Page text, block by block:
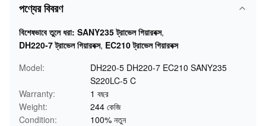
পণ্যের বিবরণ
বিশেষভাবে তুলে ধরা: SANY235 ট্রাভেল গিয়ারবক্স,
DH220-7 ট্রাভেল গিয়ারবক্স, EC210 ট্রাভেল গিয়ারবক্স
Model:
DH220-5 DH220-7 EC210 SANY235
S220LC-5 C
Warranty:
1 বছর
Weight:
244 কেজি
Condition:
100% নতুন